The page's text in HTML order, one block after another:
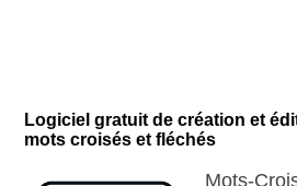
Logiciel gratuit de création et
mots croisés et fléchés
Mots-